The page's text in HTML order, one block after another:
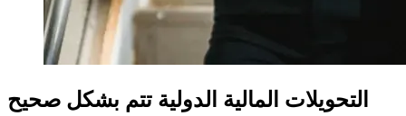
التحويلات المالية الدولية تتم بشكل صحيح